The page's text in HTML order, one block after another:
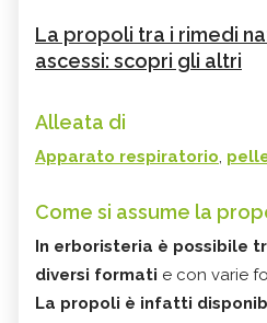
La propoli tra i rimedi
ascessi: scopri gli altri
Alleata di
Apparato respiratorio,
Come si assume la
In erboristeria è possibile
diversi formati e con varie
La propoli è infatti